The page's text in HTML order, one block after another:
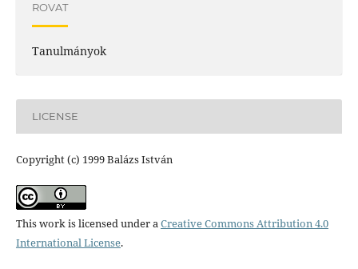
ROVAT
Tanulmányok
LICENSE
Copyright (c) 1999 Balázs István
This work is licensed under aCreative Commons Attribution 4.0
International License.